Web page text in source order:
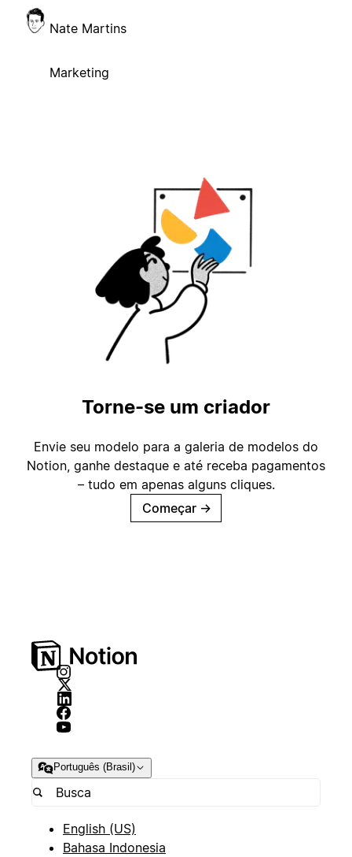
Nate Martins
Marketing
Torne-se um criador
Envie seu modelo para a galeria de modelos do
Notion, ganhe destaque e até receba pagamentos
– tudo em apenas alguns cliques.
Começar →
Português (Brasil)
English (US)
Bahasa Indonesia